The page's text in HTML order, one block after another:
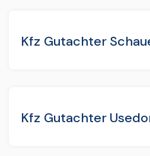
Kfz Gutachter
Kfz Gutachter